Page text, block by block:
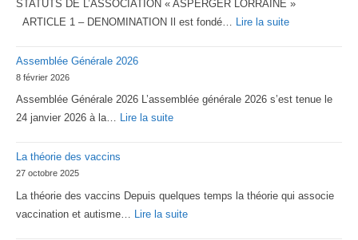
STATUTS DE L’ASSOCIATION « ASPERGER LORRAINE »
ARTICLE 1 – DENOMINATION Il est fondé… Lire la suite:
Lorraine
Assemblée Générale 2026
8 février 2026
Assemblée Générale 2026 L’assemblée générale 2026 s’est tenue le
24 janvier 2026 à la… Lire la suite:
La théorie des vaccins
27 octobre 2025
La théorie des vaccins Depuis quelques temps la théorie qui associe
vaccination et autisme… Lire la suite: